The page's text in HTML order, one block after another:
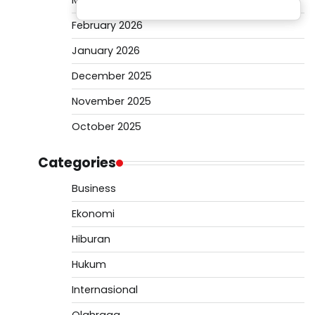
February 2026
January 2026
December 2025
November 2025
October 2025
Categories
Business
Ekonomi
Hiburan
Hukum
Internasional